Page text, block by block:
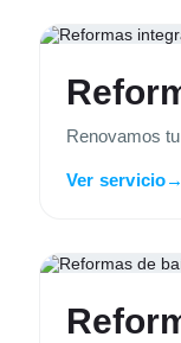
Renovamos
Ver servicio→